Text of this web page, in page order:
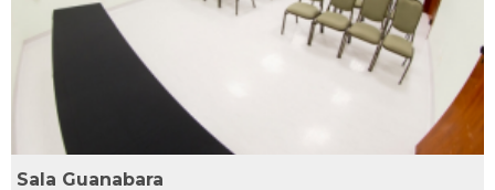
L4
L5
Sala Guanabara